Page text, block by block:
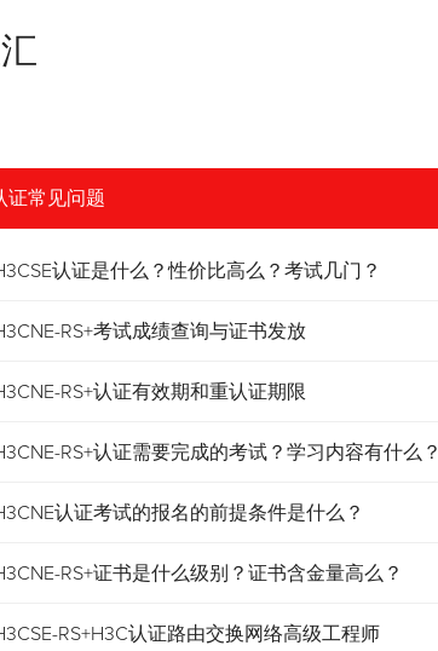
证常见问题
认证是什么？性价比高么？考试几门？
RS+考试成绩查询与证书发放
RS+认证有效期和重认证期限
RS+认证需要完成的考试？学习内容有什么？
认证考试的报名的前提条件是什么？
RS+证书是什么级别？证书含金量高么？
RS+H3C认证路由交换网络高级工程师